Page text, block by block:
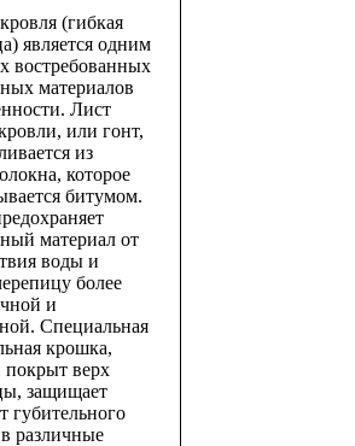
(гибкая
является одним
востребованных
материалов
Лист
или гонт,
из
которое
битумом.
материал от
воды и
более
и
Специальная
крошка,
покрыт верх
защищает
губительного
различные